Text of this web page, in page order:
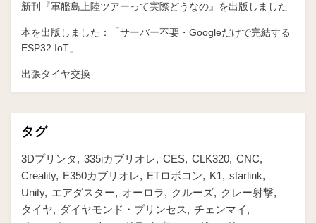
新刊『軍艦島上陸ツアーって実際どうなの』を出版しました
本を出版しました：「サーバー不要・Googleだけで完結する
ESP32 IoT」
出張タイヤ交換
タグ
3Dプリンタ 335iカブリオレ CES CLK320 CNC
Creality
E350カブリオレ ETロボコン K1
starlink
Unity
エアダスター オーロラ クルーズ
クレー射撃
タイヤ
ダイヤモンド・プリンセス
チェンマイ